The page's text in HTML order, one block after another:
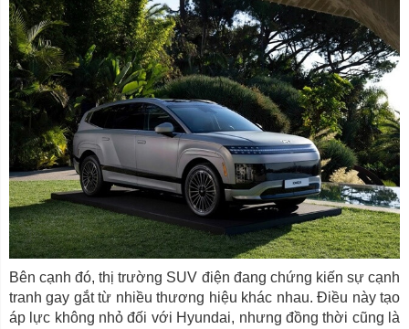
Bên cạnh đó, thị trường SUV điện đang chứng kiến sự cạnh
tranh gay gắt từ nhiều thương hiệu khác nhau. Điều này tạo
áp lực không nhỏ đối với Hyundai, nhưng đồng thời cũng là